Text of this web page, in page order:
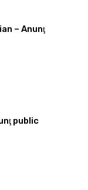
– Anunţ
public